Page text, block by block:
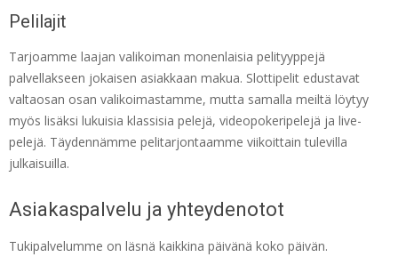
Pelilajit
Tarjoamme laajan valikoiman monenlaisia pelityyppejä
palvellakseen jokaisen asiakkaan makua. Slottipelit edustavat
valtaosan osan valikoimastamme, mutta samalla meiltä löytyy
myös lisäksi lukuisia klassisia pelejä, videopokeripelejä ja live-
pelejä. Täydennämme pelitarjontaamme viikoittain tulevilla
julkaisuilla.
Asiakaspalvelu ja yhteydenotot
Tukipalvelumme on läsnä kaikkina päivänä koko päivän.